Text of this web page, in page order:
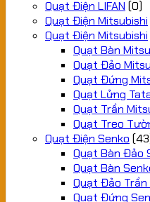
Quạt Điện LIFAN (0)
Quạt Điện Mitsubishi
Quạt Điện Mitsubishi
Quạt Bàn
Quạt Đảo
Quạt Đứng
Quạt Lửng
Quạt Trần
Quạt Treo
Quạt Điện Senko
Quạt Bàn Đảo
Quạt Bàn
Quạt Đảo Trần
Quạt Đứng